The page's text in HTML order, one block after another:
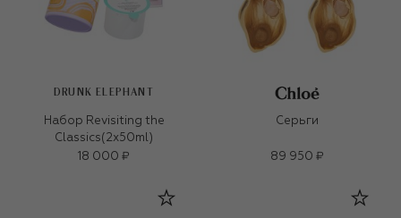
DRUNK ELEPHANT
Набор Revisiting the
Classics(2x50ml)
18 000 ₽
Серьги
89 950 ₽